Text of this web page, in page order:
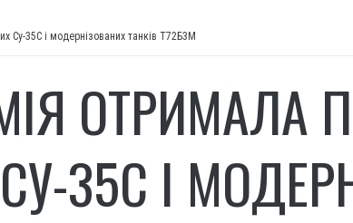
Су-35С і модернізованих танків Т72Б3М
ОТРИМАЛА
35С І